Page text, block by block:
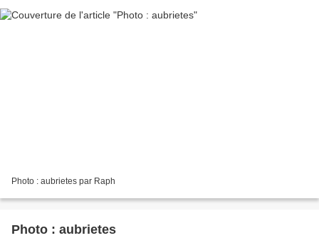
Photo : aubrietes par Raph
Photo : aubrietes